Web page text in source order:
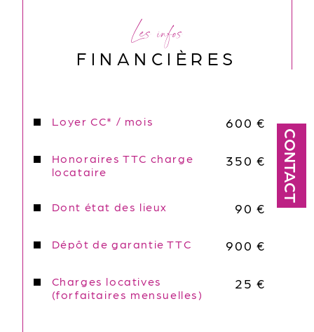
CONTACT
Les infos
FINANCIÈRES
Loyer CC* / mois 600 €
Honoraires TTC charge
locataire
350 €
Dont état des lieux 90 €
Dépôt de garantie TTC 900 €
Charges locatives
(forfaitaires mensuelles)
25 €